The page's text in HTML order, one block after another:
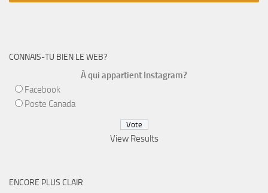
CONNAIS-TU BIEN LE WEB?
À qui appartient Instagram?
Facebook
Poste Canada
View Results
ENCORE PLUS CLAIR